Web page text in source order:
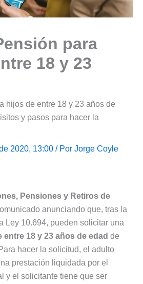
para
18 y 23
hijos de entre 18 y 23 años de
y pasos para hacer la
2020, 13:00 / Por Jorge Coyle
Pensiones y Retiros de
anunciando que, tras la
Ley 10.694, pueden solicitar una
18 y 23 años de edad de
hacer la solicitud, el adulto
prestación liquidada por el
y el solicitante tiene que ser